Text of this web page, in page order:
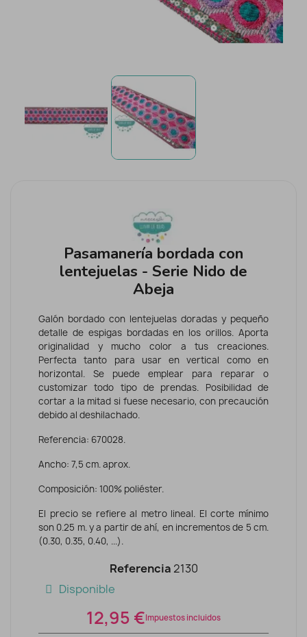
Pasamanería bordada con
lentejuelas - Serie Nido de
Abeja
Galón bordado con lentejuelas doradas y pequeño
detalle de espigas bordadas en los orillos. Aporta
originalidad y mucho color a tus creaciones.
Perfecta tanto para usar en vertical como en
horizontal. Se puede emplear para reparar o
customizar todo tipo de prendas. Posibilidad de
cortar a la mitad si fuese necesario, con precaución
debido al deshilachado.
Referencia: 670028.
Ancho: 7,5 cm. aprox.
Composición: 100% poliéster.
El precio se refiere al metro lineal. El corte mínimo
son 0.25 m. y a partir de ahí, en incrementos de 5 cm.
(0.30, 0.35, 0.40, ...).
Referencia 2130
Disponible
12,95 €Impuestos incluidos